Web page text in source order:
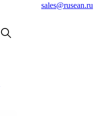
sales@rusean.ru